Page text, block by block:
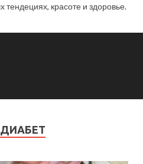
красоте и здоровье.